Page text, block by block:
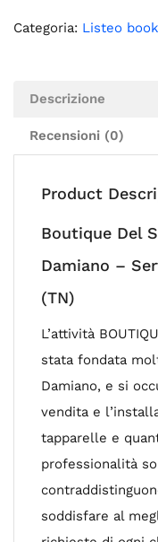
Categoria: Listeo
Descrizione
Recensioni (0)
Product
Boutique Del
Damiano –
(TN)
L’attività
stata fondata
Damiano, e si
vendita e
tapparelle e
professionalità
soddisfare al